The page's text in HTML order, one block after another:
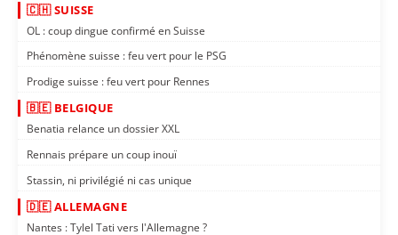
🇨🇭 SUISSE
OL : coup dingue confirmé en Suisse
Phénomène suisse : feu vert pour le PSG
Prodige suisse : feu vert pour Rennes
🇧🇪 BELGIQUE
Benatia relance un dossier XXL
Rennais prépare un coup inouï
Stassin, ni privilégié ni cas unique
🇩🇪 ALLEMAGNE
Nantes : Tylel Tati vers l'Allemagne ?